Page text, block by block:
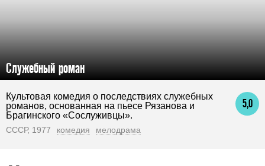
Служебный роман
5,0
Культовая комедия о последствиях служебных
романов, основанная на пьесе Рязанова и
Брагинского «Сослуживцы».
СССР, 1977 комедия мелодрама